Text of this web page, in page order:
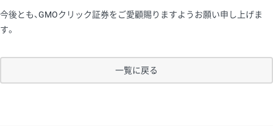
今後とも、GMOクリック証券をご愛顧賜りますようお願い申し上げま
す。
一覧に戻る